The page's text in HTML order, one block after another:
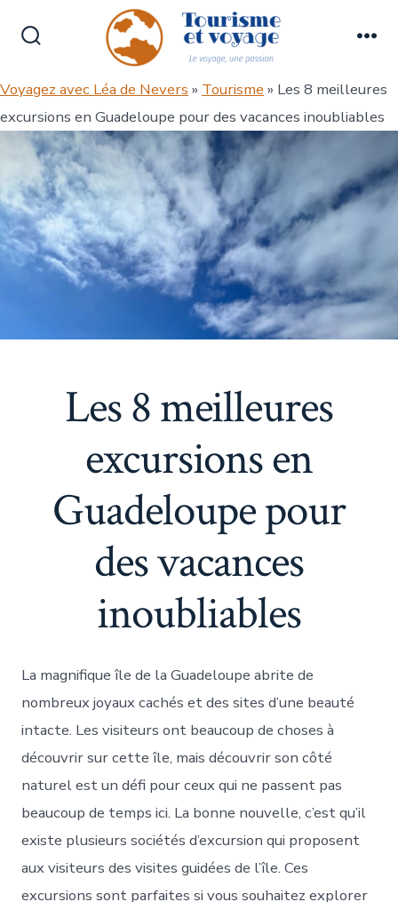
Voyagez avec Léa de Nevers » Tourisme » Les 8 meilleures
excursions en Guadeloupe pour des vacances inoubliables
Les 8 meilleures
excursions en
Guadeloupe pour
des vacances
inoubliables
La magnifique île de la Guadeloupe abrite de
nombreux joyaux cachés et des sites d’une beauté
intacte. Les visiteurs ont beaucoup de choses à
découvrir sur cette île, mais découvrir son côté
naturel est un défi pour ceux qui ne passent pas
beaucoup de temps ici. La bonne nouvelle, c’est qu’il
existe plusieurs sociétés d’excursion qui proposent
aux visiteurs des visites guidées de l’île. Ces
excursions sont parfaites si vous souhaitez explorer